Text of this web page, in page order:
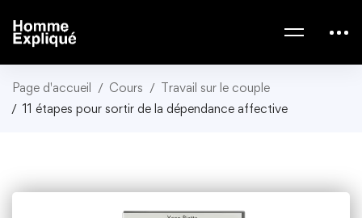
Page d'accueil Cours
Travail sur le couple
11 étapes pour sortir de la dépendance affective